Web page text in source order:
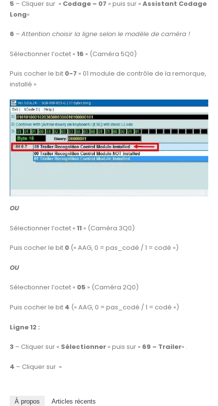
5 – Cliquer sur » Codage – 07 » puis sur « Assistant Codage
Long«
6 – Attention choisir la ligne selon le modèle de caméra !
Sélectionner l’octet « 16 » (Caméra 5Q0)
Puis cocher le bit 0-7 « 01 module de contrôle de la remorque,
installé »
OU
Sélectionner l’octet « 11 » (Caméra 3Q0)
Puis cocher le bit 0 (« AAG, 0 = pas_codé / 1 = codé »)
OU
Sélectionner l’octet « 05 » (Caméra 2Q0)
Puis cocher le bit 4 (« AAG, 0 = pas_codé / 1 = codé »)
Ligne 12 :
3 – Cliquer sur « Sélectionner » puis sur « 69 – Trailer« .
4 – Cliquer sur »
À propos Articles récents